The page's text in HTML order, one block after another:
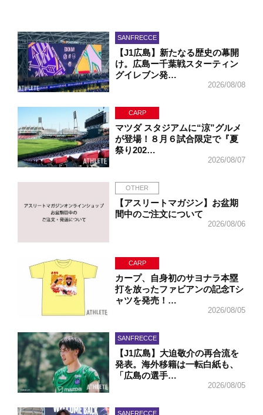
SANFRECCE
【J1広島】新たなる歴史の幕開
け。広島ー千葉戦スターティン
グイレブン発…
2026/08/08
CARP
マツダ スタジアムに“涼”グルメ
が登場！８月６試合限定で『夏
祭り202…
2026/08/07
OTHER
【アスリートマガジン】お盆期
間中のご注文について
2026/08/06
CARP
カープ、自身初のサヨナラ本塁
打を放ったファビアンの記念Tシ
ャツを発売！…
2026/08/05
SANFRECCE
【J1広島】大迫敬介の再合流を
発表。海外移籍は一転白紙も、
「広島の選手…
2026/08/05
SANFRECCE